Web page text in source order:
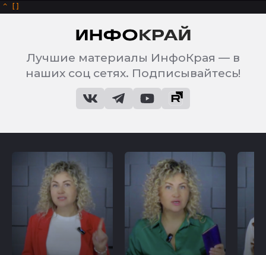
^
Лучшие материалы ИнфоКрая — в
наших соц сетях. Подписывайтесь!